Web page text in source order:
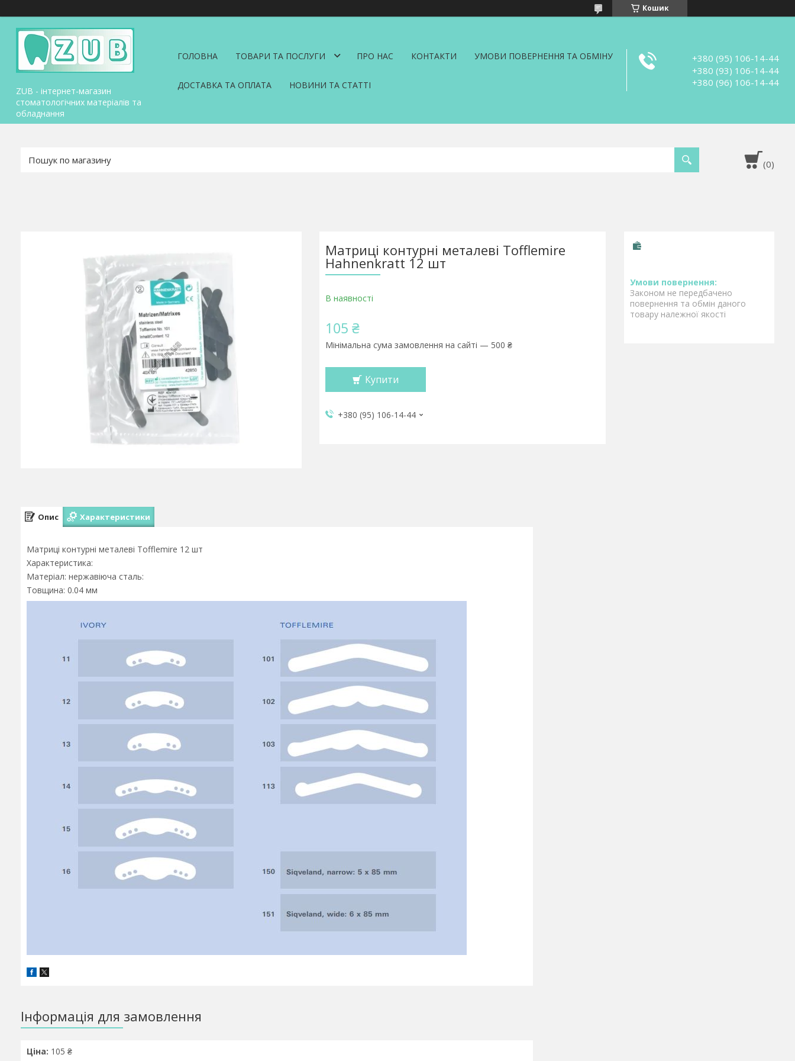
Кошик
ZUB - інтернет-магазин
стоматологічних матеріалів та
обладнання
ГОЛОВНА ТОВАРИ ТА ПОСЛУГИ ПРО НАС КОНТАКТИ УМОВИ ПОВЕРНЕННЯ ТА ОБМІНУ
ДОСТАВКА ТА ОПЛАТА НОВИНИ ТА СТАТТІ
+380 (95) 106-14-44
+380 (93) 106-14-44
+380 (96) 106-14-44
Матриці контурні металеві Tofflemire
Hahnenkratt 12 шт
В наявності
105 ₴
Мінімальна сума замовлення на сайті — 500 ₴
Купити
+380 (95) 106-14-44
Законом не передбачено
повернення та обмін даного
товару належної якості
Опис Характеристики
Матриці контурні металеві Tofflemire 12 шт
Характеристика:
Матеріал: нержавіюча сталь:
Товщина: 0.04 мм
Інформація для замовлення
Ціна: 105 ₴